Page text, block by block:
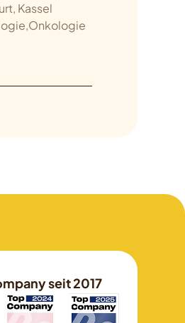
Kassel
seit 2017